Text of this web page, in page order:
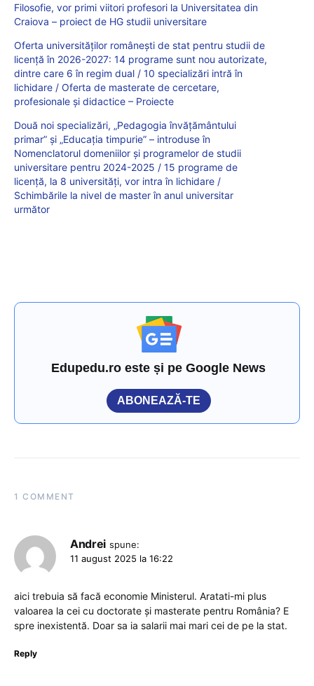
Filosofie, vor primi viitori profesori la Universitatea din
Craiova – proiect de HG studii universitare
Oferta universităților românești de stat pentru studii de
licență în 2026-2027: 14 programe sunt nou autorizate,
dintre care 6 în regim dual / 10 specializări intră în
lichidare / Oferta de masterate de cercetare,
profesionale și didactice – Proiecte
Două noi specializări, „Pedagogia învățământului
primar” și „Educația timpurie” – introduse în
Nomenclatorul domeniilor și programelor de studii
universitare pentru 2024-2025 / 15 programe de
licență, la 8 universități, vor intra în lichidare /
Schimbările la nivel de master în anul universitar
următor
Edupedu.ro este și pe Google News
ABONEAZĂ-TE
1 COMMENT
Andrei spune:
11 august 2025 la 16:22
aici trebuia să facă economie Ministerul. Aratati-mi plus
valoarea la cei cu doctorate și masterate pentru România? E
spre inexistentă. Doar sa ia salarii mai mari cei de pe la stat.
Reply